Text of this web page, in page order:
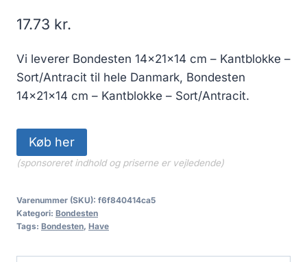
17.73 kr.
Vi leverer Bondesten 14x21x14 cm – Kantblokke –
Sort/Antracit til hele Danmark, Bondesten
14x21x14 cm – Kantblokke – Sort/Antracit.
Køb her
(sponsoreret indhold og priserne er vejledende)
Varenummer (SKU): f6f840414ca5
Kategori: Bondesten
Tags: Bondesten, Have